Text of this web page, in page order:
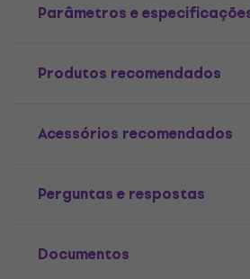
Parâmetros e
Produtos recomendados
Acessórios recomendados
Perguntas e respostas
Documentos